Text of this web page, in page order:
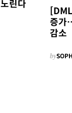
린다
증가
감소
by